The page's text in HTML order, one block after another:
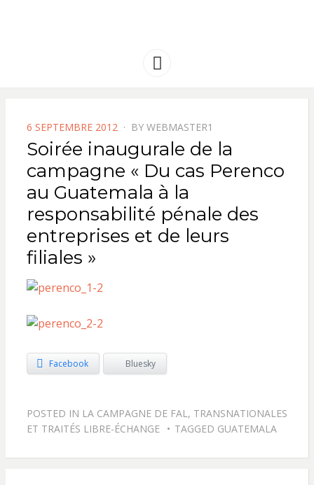
AMERIQUE
Menu
POSTED
ON
6 SEPTEMBRE 2012 BY WEBMASTER1
Soirée inaugurale de la
campagne « Du cas Perenco
au Guatemala à la
responsabilité pénale des
entreprises et de leurs
filiales »
Facebook Bluesky
POSTED IN LA CAMPAGNE DE FAL , TRANSNATIONALES
ET TRAITÉS LIBRE-ÉCHANGE
TAGGED GUATEMALA